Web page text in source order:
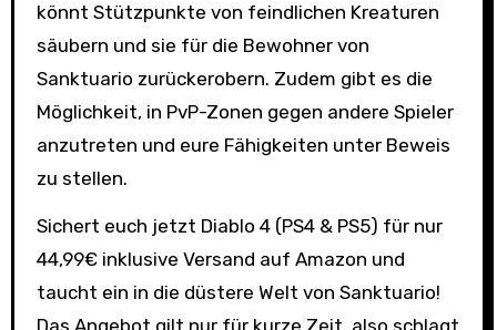
könnt Stützpunkte von feindlichen Kreaturen
säubern und sie für die Bewohner von
Sanktuario zurückerobern. Zudem gibt es die
Möglichkeit, in PvP-Zonen gegen andere Spieler
anzutreten und eure Fähigkeiten unter Beweis
zu stellen.
Sichert euch jetzt Diablo 4 (PS4 & PS5) für nur
44,99€ inklusive Versand auf Amazon und
taucht ein in die düstere Welt von Sanktuario!
Das Angebot gilt nur für kurze Zeit, also schlagt